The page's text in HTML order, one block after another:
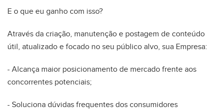
E o que eu ganho com isso?
Através da criação, manutenção e postagem de conteúdo
útil, atualizado e focado no seu público alvo, sua Empresa:
- Alcança maior posicionamento de mercado frente aos
concorrentes potenciais;
- Soluciona dúvidas frequentes dos consumidores